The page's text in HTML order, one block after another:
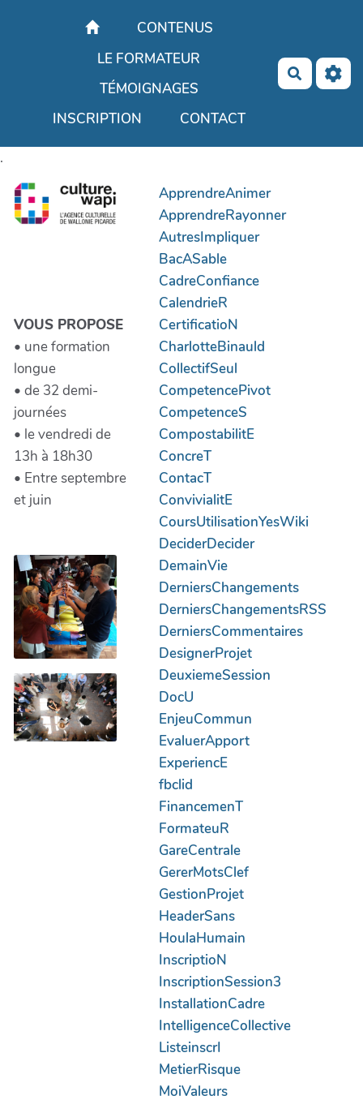
Aller au contenu principalCONTENUS
LE FORMATEUR
TÉMOIGNAGES
INSCRIPTION
CONTACT
.
VOUS PROPOSE
• une formation
longue
• de 32 demi-
journées
• le vendredi de
13h à 18h30
• Entre septembre
et juin
ApprendreAnimer
ApprendreRayonner
AutresImpliquer
BacASable
CadreConfiance
CalendrieR
CertificatioN
CharlotteBinauld
CollectifSeul
CompetencePivot
CompetenceS
CompostabilitE
ConcreT
ContacT
ConvivialitE
CoursUtilisationYesWiki
DeciderDecider
DemainVie
DerniersChangements
DerniersChangementsRSS
DerniersCommentaires
DesignerProjet
DeuxiemeSession
DocU
EnjeuCommun
EvaluerApport
ExperiencE
fbclid
FinancemenT
FormateuR
GareCentrale
GererMotsClef
GestionProjet
HeaderSans
HoulaHumain
InscriptioN
InscriptionSession3
InstallationCadre
IntelligenceCollective
ListeinscrI
MetierRisque
MoiValeurs